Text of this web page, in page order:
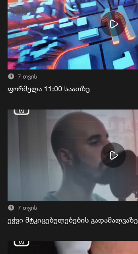
7 თვის
ფორმულა 11:00 საათზე
7 თვის
ეჭვი მტკიცებულებების გადამალვაზე